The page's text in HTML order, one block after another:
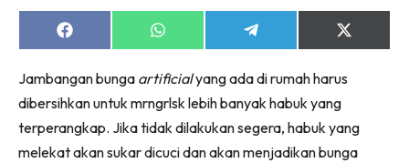
Bilik Tidur
Ruang Tamu
Menarik Lagi
Casa Impiana
Share
on
Share
on
Share
on
Share
on
(Twitter)
Jambangan bunga artificialyang ada di rumah harus
dibersihkan untuk mrngrlsk lebih banyak habuk yang
terperangkap. Jika tidak dilakukan segera, habuk yang
melekat akan sukar dicuci dan akan menjadikan bunga